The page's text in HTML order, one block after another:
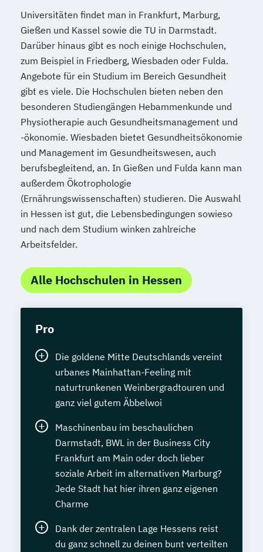
Universitäten findet man in Frankfurt, Marburg,
Gießen und Kassel sowie die TU in Darmstadt.
Darüber hinaus gibt es noch einige Hochschulen,
zum Beispiel in Friedberg, Wiesbaden oder Fulda.
Angebote für ein Studium im Bereich Gesundheit
gibt es viele. Die Hochschulen bieten neben den
besonderen Studiengängen Hebammenkunde und
Physiotherapie auch Gesundheitsmanagement und
-ökonomie. Wiesbaden bietet Gesundheitsökonomie
und Management im Gesundheitswesen, auch
berufsbegleitend, an. In Gießen und Fulda kann man
außerdem Ökotrophologie
(Ernährungswissenschaften) studieren. Die Auswahl
in Hessen ist gut, die Lebensbedingungen sowieso
und nach dem Studium winken zahlreiche
Arbeitsfelder.
Alle Hochschulen in Hessen
Pro
Die goldene Mitte Deutschlands vereint
urbanes Mainhattan-Feeling mit
naturtrunkenen Weinbergradtouren und
ganz viel gutem Äbbelwoi
Maschinenbau im beschaulichen
Darmstadt, BWL in der Business City
Frankfurt am Main oder doch lieber
soziale Arbeit im alternativen Marburg?
Jede Stadt hat hier ihren ganz eigenen
Charme
Dank der zentralen Lage Hessens reist
du ganz schnell zu deinen bunt verteilten